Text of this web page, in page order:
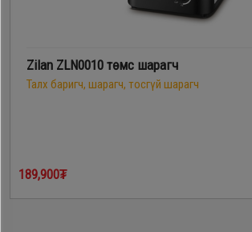
Zilan ZLN0010 төмс шарагч
Талх баригч, шарагч, тосгүй шарагч
189,900₮